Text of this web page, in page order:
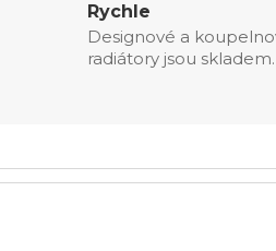
Rychle
Designové a
radiátory jsou skladem.